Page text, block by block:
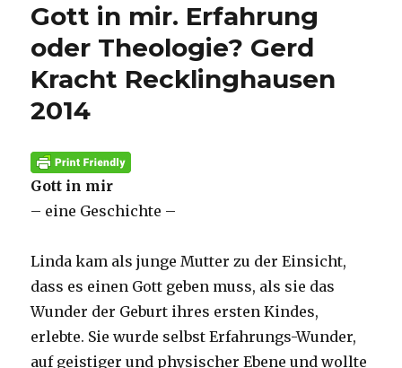
Gott in mir. Erfahrung
oder Theologie? Gerd
Kracht Recklinghausen
2014
Gott in mir
– eine Geschichte –
Linda kam als junge Mutter zu der Einsicht,
dass es einen Gott geben muss, als sie das
Wunder der Geburt ihres ersten Kindes,
erlebte. Sie wurde selbst Erfahrungs-Wunder,
auf geistiger und physischer Ebene und wollte